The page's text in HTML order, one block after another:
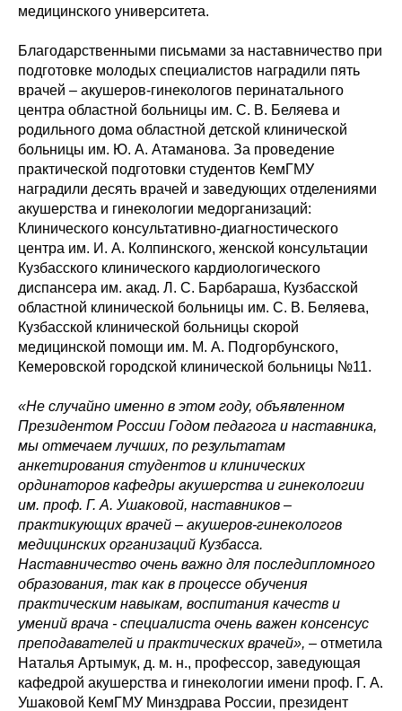
медицинского университета.
Благодарственными письмами за наставничество при
подготовке молодых специалистов наградили пять
врачей – акушеров-гинекологов перинатального
центра областной больницы им. С. В. Беляева и
родильного дома областной детской клинической
больницы им. Ю. А. Атаманова. За проведение
практической подготовки студентов КемГМУ
наградили десять врачей и заведующих отделениями
акушерства и гинекологии медорганизаций:
Клинического консультативно-диагностического
центра им. И. А. Колпинского, женской консультации
Кузбасского клинического кардиологического
диспансера им. акад. Л. С. Барбараша, Кузбасской
областной клинической больницы им. С. В. Беляева,
Кузбасской клинической больницы скорой
медицинской помощи им. М. А. Подгорбунского,
Кемеровской городской клинической больницы №11.
«Не случайно именно в этом году, объявленном
Президентом России Годом педагога и наставника,
мы отмечаем лучших, по результатам
анкетирования студентов и клинических
ординаторов кафедры акушерства и гинекологии
им. проф. Г. А. Ушаковой, наставников –
практикующих врачей – акушеров-гинекологов
медицинских организаций Кузбасса.
Наставничество очень важно для последипломного
образования, так как в процессе обучения
практическим навыкам, воспитания качеств и
умений врача - специалиста очень важен консенсус
преподавателей и практических врачей», – отметила
Наталья Артымук, д. м. н., профессор, заведующая
кафедрой акушерства и гинекологии имени проф. Г. А.
Ушаковой КемГМУ Минздрава России, президент